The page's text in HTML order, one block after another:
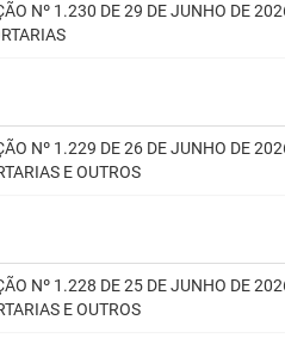
Nº 1.230 DE 29 DE JUNHO DE
Nº 1.229 DE 26 DE JUNHO DE
E OUTROS
Nº 1.228 DE 25 DE JUNHO DE
E OUTROS